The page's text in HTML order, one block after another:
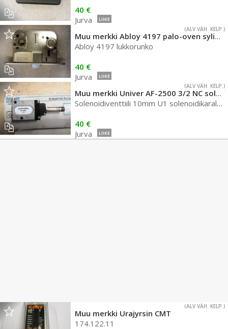
40 €
Jurva
LIIKE
(ALV VÄH. KELP.)
Muu merkki Abloy 4197 palo-oven sylinterilukkorunko
Abloy 4197 lukkorunko
40 €
Jurva
LIIKE
(ALV VÄH. KELP.)
Muu merkki Univer AF-2500 3/2 NC solenoidiventtiili
Solenoidiventtiili 10mm U1 solenoidikaralla G1/8" porteilla
40 €
Jurva
LIIKE
(ALV VÄH. KELP.)
Muu merkki Urajyrsin CMT
174.122.11